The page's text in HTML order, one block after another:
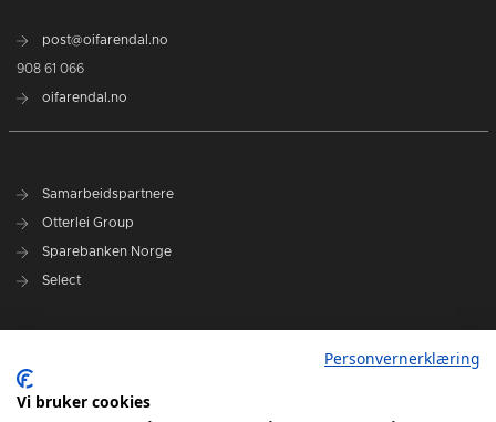
post@oifarendal.no
908 61 066
oifarendal.no
Samarbeidspartnere
Otterlei Group
Sparebanken Norge
Select
Spillerstall
Personvernerklæring
Vi bruker cookies